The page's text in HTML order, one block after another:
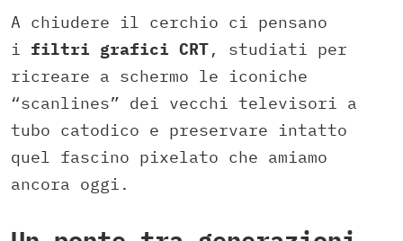
A chiudere il cerchio ci pensano
i filtri grafici CRT, studiati per
ricreare a schermo le iconiche
“scanlines” dei vecchi televisori a
tubo catodico e preservare intatto
quel fascino pixelato che amiamo
ancora oggi.